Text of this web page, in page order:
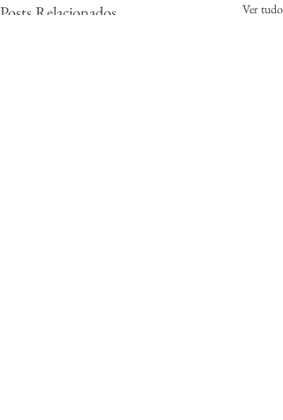
Posts Relacionados Ver tudo